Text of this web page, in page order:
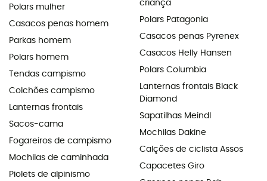
Polars mulher
Casacos penas homem
Parkas homem
Polars homem
Tendas campismo
Colchões campismo
Lanternas frontais
Sacos-cama
Fogareiros de campismo
Mochilas de caminhada
Piolets de alpinismo
criança
Polars Patagonia
Casacos penas Pyrenex
Casacos Helly Hansen
Polars Columbia
Lanternas frontais Black
Diamond
Sapatilhas Meindl
Mochilas Dakine
Calções de ciclista Assos
Capacetes Giro